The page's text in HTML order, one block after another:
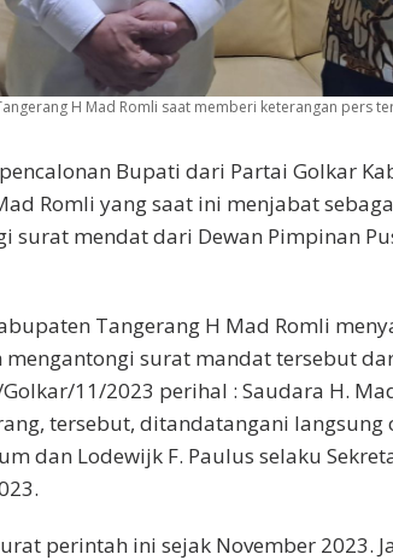
H Mad Romli saat memberi keterangan pers
pencalonan Bupati dari Partai Golkar
Romli yang saat ini menjabat
surat mendat dari Dewan Pimpinan
Tangerang H Mad Romli
surat mandat tersebut
11/2023 perihal : Saudara H.
tersebut, ditandatangani langsung
dan Lodewijk F. Paulus selaku
perintah ini sejak November 2023.